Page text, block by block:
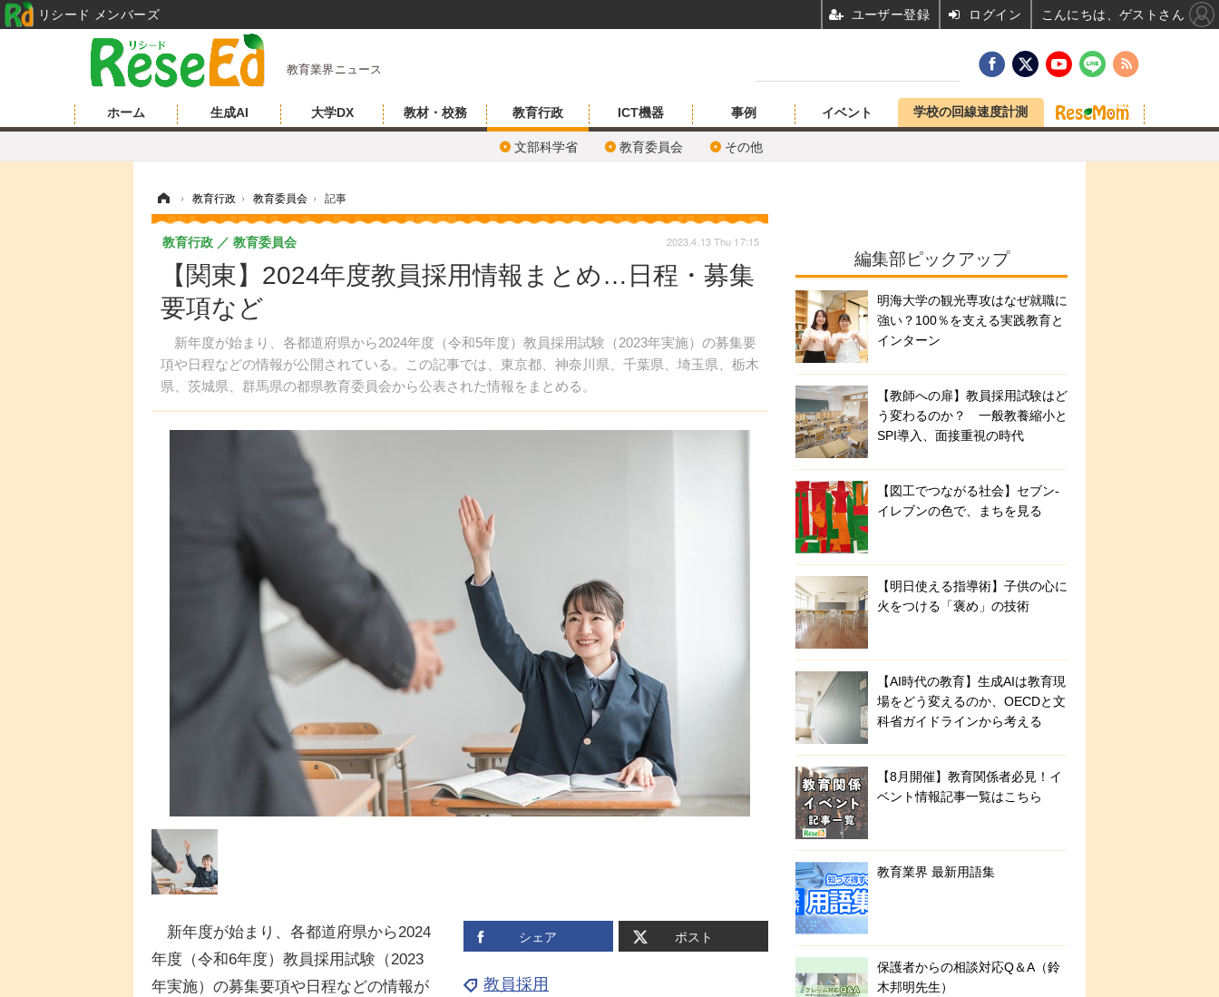
教育業界ニュース
ホーム 生成AI 大学DX 教材・校務 教育行政
文部科学省 教育委員会 その他
ICT機器 事例 イベント 学校の回線速度計測
› 教育行政 › 教育委員会 › 記事
【関東】2024年度教員採用情報まとめ…日程・募集
要項など
新年度が始まり、各都道府県から2024年度（令和5年度）教員採用試験（2023年実施）の募集要
項や日程などの情報が公開されている。この記事では、東京都、神奈川県、千葉県、埼玉県、栃木
県、茨城県、群馬県の都県教育委員会から公表された情報をまとめる。
教育行政 教育委員会 2023.4.13 Thu 17:15
シェア ポスト
教員採用
新年度が始まり、各都道府県から2024
年度（令和6年度）教員採用試験（2023
年実施）の募集要項や日程などの情報が
編集部ピックアップ
明海大学の観光専攻はなぜ就職に
強い？100％を支える実践教育と
インターン
【教師への扉】教員採用試験はど
う変わるのか？ 一般教養縮小と
SPI導入、面接重視の時代
【図工でつながる社会】セブン‐
イレブンの色で、まちを見る
【明日使える指導術】子供の心に
火をつける「褒め」の技術
【AI時代の教育】生成AIは教育現
場をどう変えるのか、OECDと文
科省ガイドラインから考える
【8月開催】教育関係者必見！イ
ベント情報記事一覧はこちら
教育業界 最新用語集
保護者からの相談対応Q＆A（鈴
木邦明先生）
リシード メンバーズ ユーザー登録 ログイン こんにちは、ゲストさん